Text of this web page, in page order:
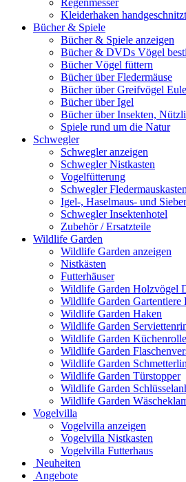
Kleiderhaken handgeschnitzt
Bücher & Spiele
Bücher & Spiele anzeigen
Bücher & DVDs Vögel
Bücher Vögel füttern
Bücher über Fledermäuse
Bücher über Greifvögel
Bücher über Igel
Bücher über Insekten,
Spiele rund um die Natur
Schwegler
Schwegler anzeigen
Schwegler Nistkasten
Vogelfütterung
Schwegler Fledermauskasten
Igel-, Haselmaus- und
Schwegler Insektenhotel
Zubehör / Ersatzteile
Wildlife Garden
Wildlife Garden anzeigen
Nistkästen
Futterhäuser
Wildlife Garden Holzvögel
Wildlife Garden
Wildlife Garden Haken
Wildlife Garden
Wildlife Garden
Wildlife Garden
Wildlife Garden
Wildlife Garden Türstopper
Wildlife Garden
Wildlife Garden
Vogelvilla
Vogelvilla anzeigen
Vogelvilla Nistkasten
Vogelvilla Futterhaus
Neuheiten
Angebote